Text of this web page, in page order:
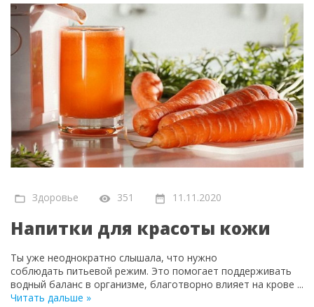
Здоровье 351 11.11.2020
Напитки для красоты кожи
Ты уже неоднократно слышала, что нужно
соблюдать питьевой режим. Это помогает поддерживать
водный баланс в организме, благотворно влияет на крове ...
Читать дальше »